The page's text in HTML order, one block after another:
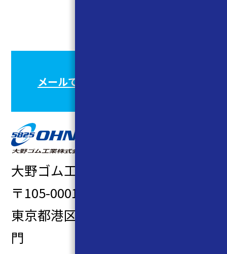
メールでのお問い合わせはこちら
大野ゴム工業株式会社
〒105-0001
東京都港区虎ノ門1-9-11 GATE虎ノ
門